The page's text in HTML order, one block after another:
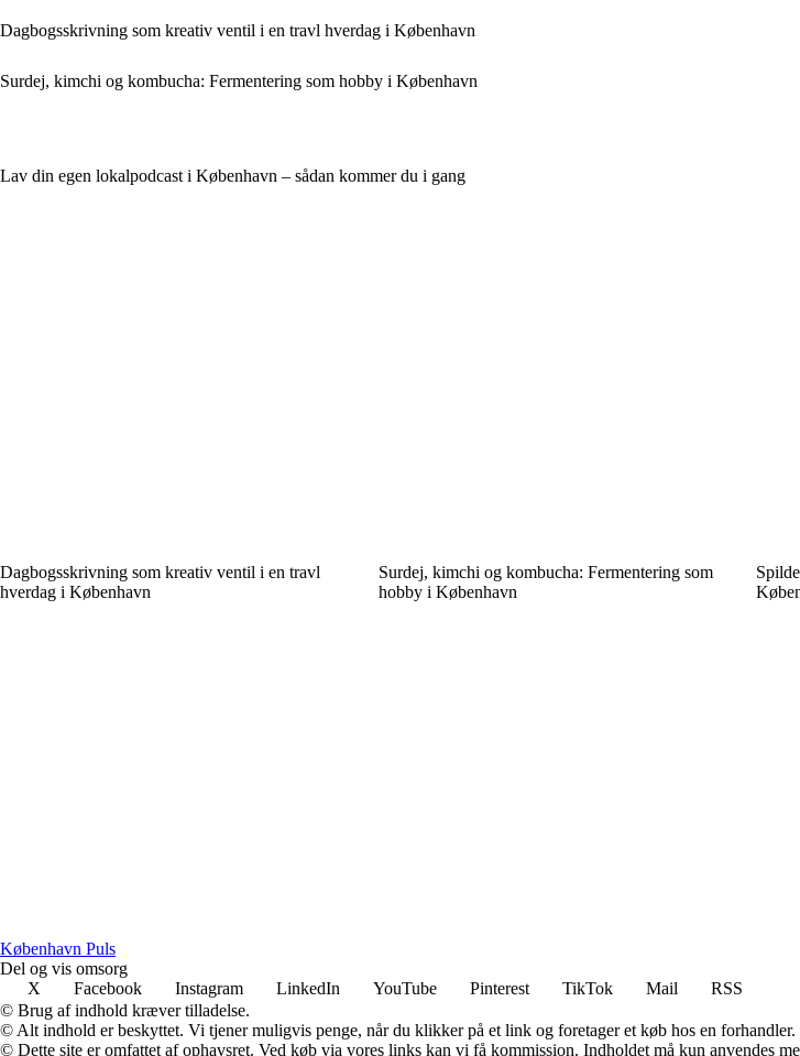
Dagbogsskrivning som kreativ ventil i en travl hverdag i København
Surdej, kimchi og kombucha: Fermentering som hobby i København
Lav din egen lokalpodcast i København – sådan kommer du i gang
Dagbogsskrivning som kreativ ventil i en travl
hverdag i København
Surdej, kimchi og kombucha: Fermentering som
hobby i København
København Puls
Del og vis omsorg
X
Facebook Instagram LinkedIn YouTube Pinterest TikTok Mail
RSS
© Brug af indhold kræver tilladelse.
© Alt indhold er beskyttet. Vi tjener muligvis penge, når du klikker på et link og foretager et køb hos en forhandler.
© Dette site er omfattet af ophavsret. Ved køb via vores links kan vi få kommission. Indholdet må kun anvendes